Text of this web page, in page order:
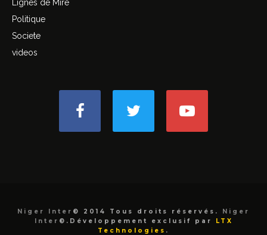
Lignes de Mire
Politique
Societe
videos
Niger Inter © 2014 Tous droits réservés.
Niger
Inter ©.Développement exclusif par
LTX
Technologies .